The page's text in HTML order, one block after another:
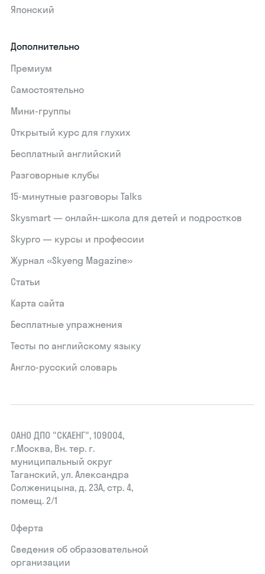
Японский
Дополнительно
Премиум
Самостоятельно
Мини-группы
Открытый курс для глухих
Бесплатный английский
Разговорные клубы
15‑минутные разговоры Talks
Skysmart — онлайн-школа для детей и подростков
Skypro — курсы и профессии
Журнал «Skyeng Magazine»
Статьи
Карта сайта
Бесплатные упражнения
Тесты по английскому языку
Англо-русский словарь
ОАНО ДПО "СКАЕНГ", 109004,
г.Москва, Вн. тер. г.
муниципальный округ
Таганский, ул. Александра
Солженицына, д. 23А, стр. 4,
помещ. 2/1
Оферта
Сведения об образовательной
организации